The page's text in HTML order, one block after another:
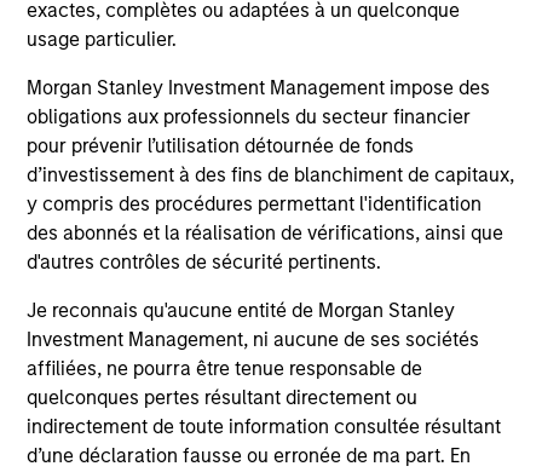
exactes, complètes ou adaptées à un quelconque
usage particulier.
Morgan Stanley Investment Management impose des
obligations aux professionnels du secteur financier
pour prévenir l’utilisation détournée de fonds
d’investissement à des fins de blanchiment de capitaux,
y compris des procédures permettant l'identification
des abonnés et la réalisation de vérifications, ainsi que
d'autres contrôles de sécurité pertinents.
Je reconnais qu'aucune entité de Morgan Stanley
Investment Management, ni aucune de ses sociétés
affiliées, ne pourra être tenue responsable de
quelconques pertes résultant directement ou
indirectement de toute information consultée résultant
d’une déclaration fausse ou erronée de ma part. En
Caractéristiques du fonds
V.L. et Performance
Les performances passées ne sont pas un
indicateur fiable des résultats futurs. Les
rendements peuvent augmenter ou diminuer en
raison des fluctuations de change. Tous les